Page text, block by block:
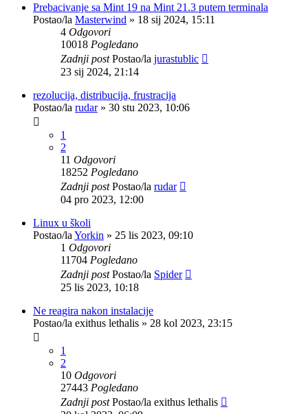
Prebacivanje sa Mint 19 na Mint 21.3 putem terminala
Postao/la Masterwind » 18 sij 2024, 15:11
4 Odgovori
10018 Pogledano
Zadnji postPostao/la jurastublic
23 sij 2024, 21:14
rezolucija, distribucija, frustracija
Postao/la rudar» 30 stu 2023, 10:06
1
2
11 Odgovori
18252 Pogledano
Zadnji postPostao/la rudar
04 pro 2023, 12:00
Linux u školi
Postao/la Yorkin » 25 lis 2023, 09:10
1 Odgovori
11704 Pogledano
Zadnji postPostao/la Spider
25 lis 2023, 10:18
Ne reagira nakon instalacije
Postao/la exithus lethalis » 28 kol 2023, 23:15
1
2
10 Odgovori
27443 Pogledano
Zadnji postPostao/la exithus lethalis